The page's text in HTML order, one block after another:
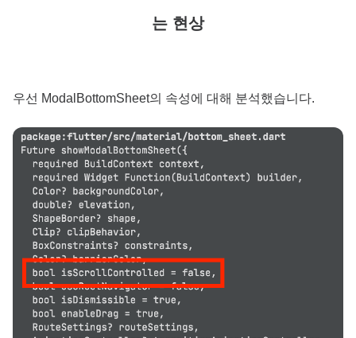
는 현상
우선 ModalBottomSheet의 속성에 대해 분석했습니다.